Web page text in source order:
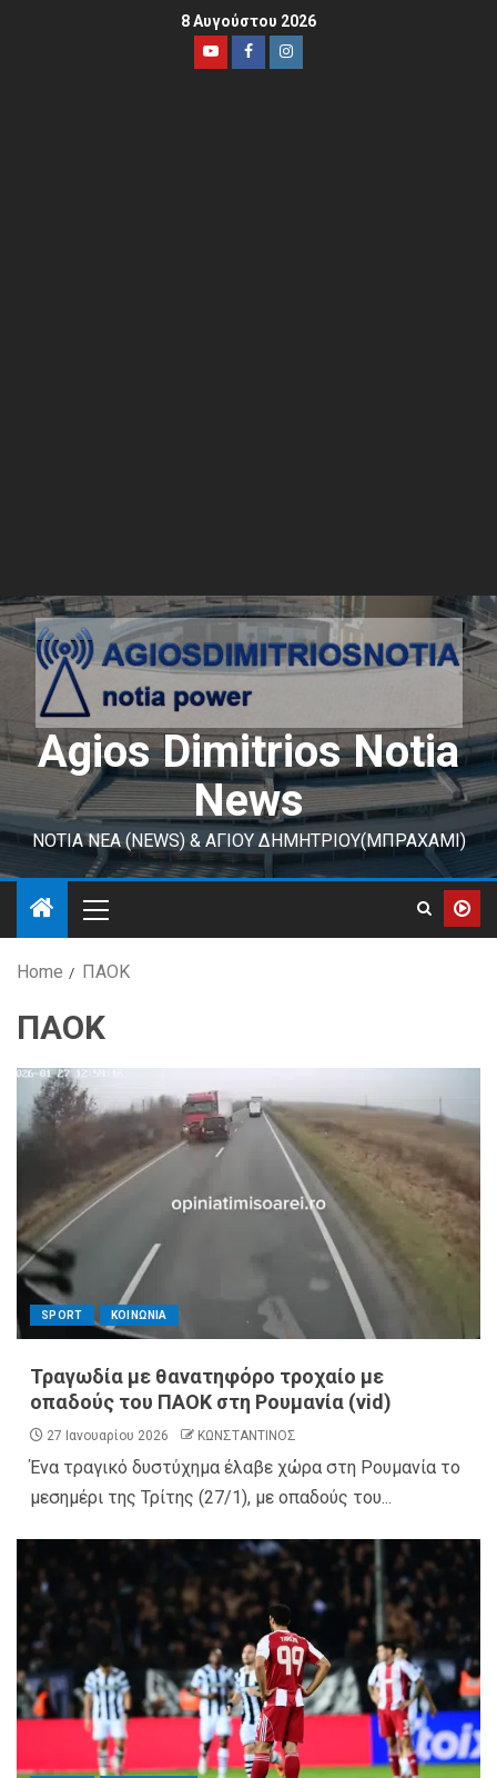
8 Αυγούστου 2026
Agios Dimitrios Notia
News
ΝΟΤΙΑ ΝΕΑ (NEWS) & ΑΓΙΟΥ ΔΗΜΗΤΡΙΟΥ(ΜΠΡΑΧΑΜΙ)
Home ΠΑΟΚ
ΠΑΟΚ
SPORT ΚΟΙΝΩΝΙΑ
Τραγωδία με θανατηφόρο τροχαίο με
οπαδούς του ΠΑΟΚ στη Ρουμανία (vid)
27 Ιανουαρίου 2026 ΚΩΝΣΤΑΝΤΙΝΟΣ
Ένα τραγικό δυστύχημα έλαβε χώρα στη Ρουμανία το
μεσημέρι της Τρίτης (27/1), με οπαδούς του...